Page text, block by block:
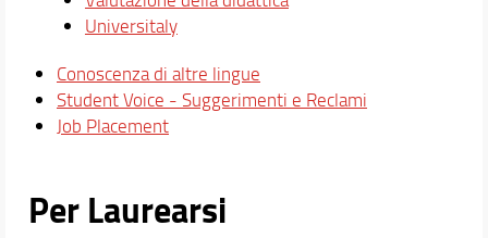
Universitaly
Conoscenza di altre lingue
Student Voice - Suggerimenti e Reclami
Job Placement
Per Laurearsi